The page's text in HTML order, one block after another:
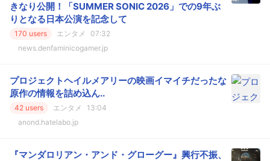
きなり公開！「SUMMER SONIC 2026」での9年ぶ
りとなる日本公演を記念して
170 users エンタメ
07:32
news.denfaminicogamer.jp
プロジェクトヘイルメアリーの映画イマイチだったな
原作の情報を詰め込ん..
42 users エンタメ
13:04
anond.hatelabo.jp
『マンダロリアン・アンド・グローグー』興行不振、